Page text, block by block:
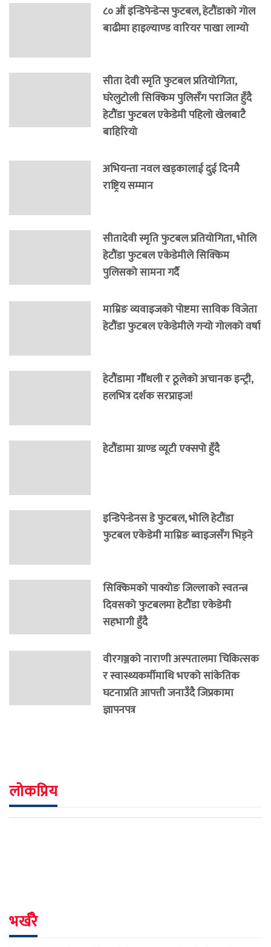
८० औं इन्डिपेन्डेन्स फुटबल, हेटौंडाको गोल
बाढीमा हाइल्याण्ड वारियर पाखा लाग्यो
सीता देवी स्मृति फुटबल प्रतियोगिता,
घरेलुटोली सिक्किम पुलिसँग पराजित हुँदै
हेटौंडा फुटबल एकेडेमी पहिलो खेलबाटै
बाहिरियो
अभियन्ता नवल खड्कालाई दुई दिनमै
राष्ट्रिय सम्मान
सीतादेवी स्मृति फुटबल प्रतियोगिता, भोलि
हेटौंडा फुटबल एकेडेमीले सिक्किम
पुलिसको सामना गर्दै
माम्रिङ व्यवाइजको पोष्टमा साविक विजेता
हेटौंडा फुटबल एकेडेमीले गर्‍यो गोलको वर्षा
हेटौंडामा गौँथली र ठूलेको अचानक इन्ट्री,
हलभित्र दर्शक सरप्राइज!
हेटौंडामा ग्राण्ड व्यूटी एक्सपो हुँदै
इन्डिपेन्डेनस डे फुटबल, भोलि हेटौंडा
फुटबल एकेडेमी माम्रिङ ब्वाइजसँग भिड्ने
सिक्किमको पाक्योङ जिल्लाको स्वतन्त्र
दिवसको फुटबलमा हेटौंडा एकेडेमी
सहभागी हुँदै
वीरगञ्जको नाराणी अस्पतालमा चिकित्सक
र स्वास्थ्यकर्मीमाथि भएको सांकेतिक
घटनाप्रति आपत्ती जनाउँदै जिप्रकामा
ज्ञापनपत्र
लोकप्रिय
भर्खरै